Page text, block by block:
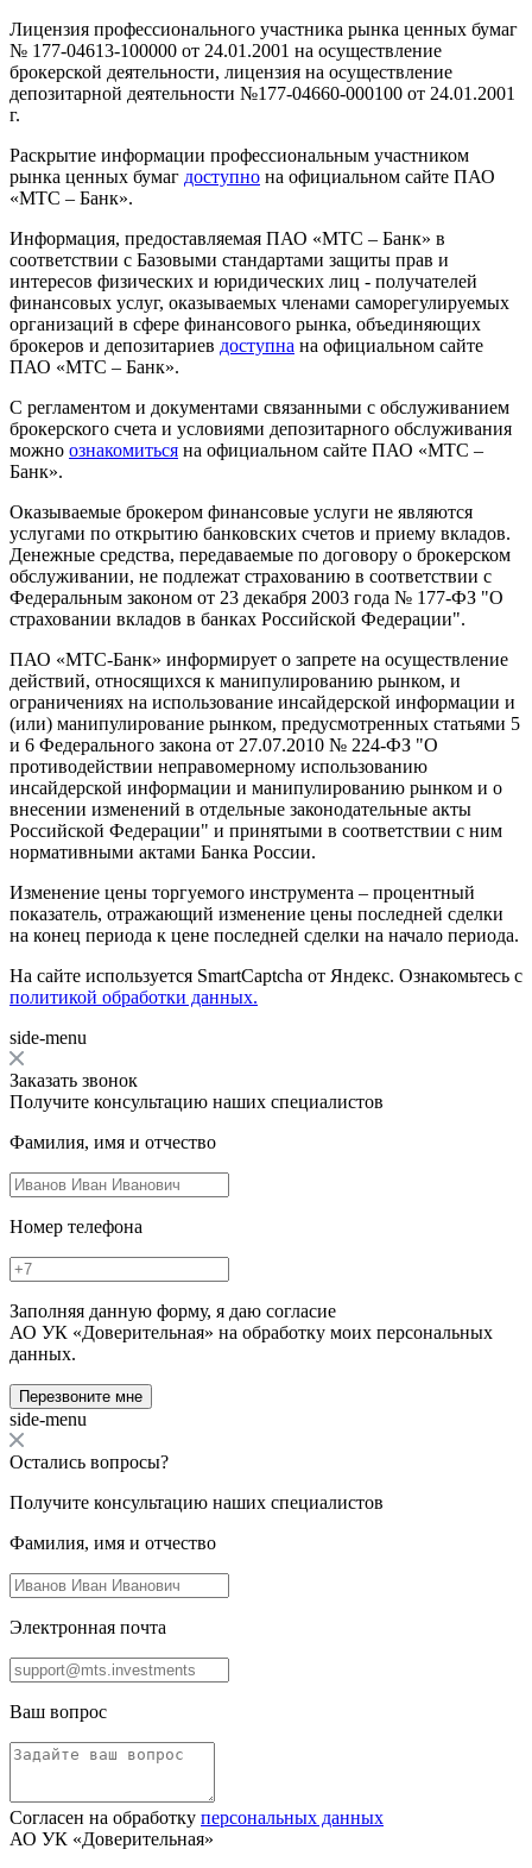
Лицензия профессионального участника рынка ценных бумаг
№ 177-04613-100000 от 24.01.2001 на осуществление
брокерской деятельности, лицензия на осуществление
депозитарной деятельности №177-04660-000100 от 24.01.2001
г.
Раскрытие информации профессиональным участником
рынка ценных бумаг доступно на официальном сайте ПАО
«МТС – Банк».
Информация, предоставляемая ПАО «МТС – Банк» в
соответствии с Базовыми стандартами защиты прав и
интересов физических и юридических лиц - получателей
финансовых услуг, оказываемых членами саморегулируемых
организаций в сфере финансового рынка, объединяющих
брокеров и депозитариев доступна на официальном сайте
ПАО «МТС – Банк».
С регламентом и документами связанными с обслуживанием
брокерского счета и условиями депозитарного обслуживания
можно ознакомиться на официальном сайте ПАО «МТС –
Банк».
Оказываемые брокером финансовые услуги не являются
услугами по открытию банковских счетов и приему вкладов.
Денежные средства, передаваемые по договору о брокерском
обслуживании, не подлежат страхованию в соответствии с
Федеральным законом от 23 декабря 2003 года № 177-ФЗ "О
страховании вкладов в банках Российской Федерации".
ПАО «МТС-Банк» информирует о запрете на осуществление
действий, относящихся к манипулированию рынком, и
ограничениях на использование инсайдерской информации и
(или) манипулирование рынком, предусмотренных статьями 5
и 6 Федерального закона от 27.07.2010 № 224-ФЗ "О
противодействии неправомерному использованию
инсайдерской информации и манипулированию рынком и о
внесении изменений в отдельные законодательные акты
Российской Федерации" и принятыми в соответствии с ним
нормативными актами Банка России.
Изменение цены торгуемого инструмента – процентный
показатель, отражающий изменение цены последней сделки
на конец периода к цене последней сделки на начало периода.
На сайте используется SmartCaptcha от Яндекс. Ознакомьтесь с
политикой обработки данных.
side-menu
Заказать звонок
Получите консультацию наших специалистов
Фамилия, имя и отчество
Номер телефона
Заполняя данную форму, я даю согласие
АО УК «Доверительная» на обработку моих персональных
данных.
Перезвоните мне
side-menu
Остались вопросы?
Получите консультацию наших специалистов
Фамилия, имя и отчество
Электронная почта
Ваш вопрос
Согласен на обработку персональных данных
АО УК «Доверительная»